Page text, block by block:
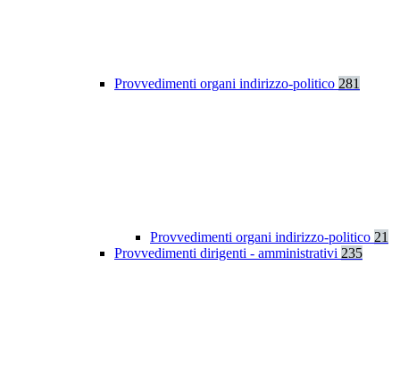
Provvedimenti organi indirizzo-politico 281
Provvedimenti organi indirizzo-politico 21
Provvedimenti dirigenti - amministrativi 235